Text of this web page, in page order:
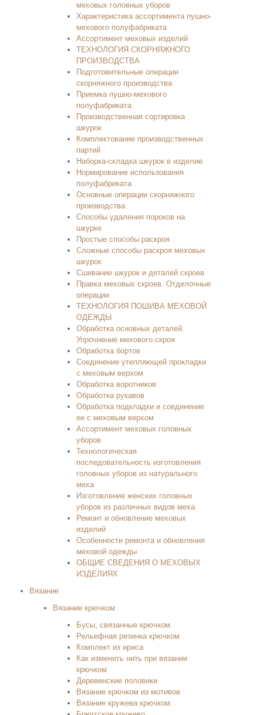
меховых головных уборов
Характеристика ассортимента пушно-
мехового полуфабриката
Ассортимент меховых изделий
ТЕХНОЛОГИЯ СКОРНЯЖНОГО
ПРОИЗВОДСТВА
Подготовительные операции
скорняжного производства
Приемка пушно-мехового
полуфабриката
Производственная сортировка
шкурок
Комплектование производственных
партий
Наборка-складка шкурок в изделие
Нормирование использования
полуфабриката
Основные операции скорняжного
производства
Способы удаления пороков на
шкурке
Простые способы раскроя
Сложные способы раскроя меховых
шкурок
Сшивание шкурок и деталей скроев
Правка меховых скроев. Отделочные
операции
ТЕХНОЛОГИЯ ПОШИВА МЕХОВОЙ
ОДЕЖДЫ
Обработка основных деталей.
Упрочнение мехового скроя
Обработка бортов
Соединение утепляющей прокладки
с меховым верхом
Обработка воротников
Обработка рукавов
Обработка подкладки и соединение
ее с меховым верхом
Ассортимент меховых головных
уборов
Технологическая
последовательность изготовления
головных уборов из натурального
меха
Изготовление женских головных
уборов из различных видов меха
Ремонт и обновление меховых
изделий
Особенности ремонта и обновления
меховой одежды
ОБЩИЕ СВЕДЕНИЯ О МЕХОВЫХ
ИЗДЕЛИЯХ
Вязание
Вязание крючком
Бусы, связанные крючком.
Рельефная резинка крючком
Комплект из ириса
Как изменить нить при вязании
крючком
Деревенские половики
Вязание крючком из мотивов
Вязание кружева крючком